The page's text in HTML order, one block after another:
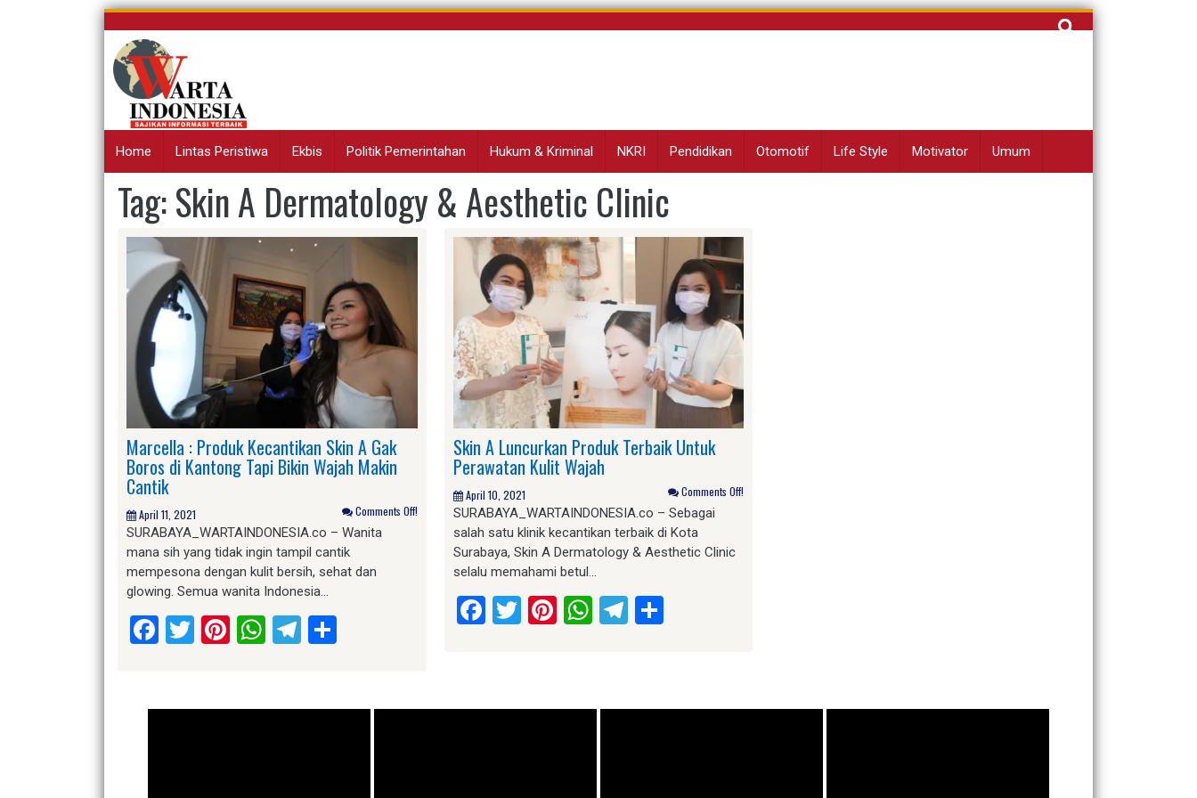
Skip
content
Cari
Home Lintas Peristiwa Ekbis Politik Pemerintahan Hukum & Kriminal NKRI Pendidikan Otomotif Life Style Motivator Umum
Tag:Skin A Dermatology & Aesthetic Clinic
Marcella : Produk Kecantikan Skin A Gak
Boros di Kantong Tapi Bikin Wajah Makin
Cantik
April 11, 2021 Comments Off!
SURABAYA_WARTAINDONESIA.co – Wanita
mana sih yang tidak ingin tampil cantik
mempesona dengan kulit bersih, sehat dan
glowing. Semua wanita Indonesia…
Facebook
Twitter
Pinterest
WhatsApp
Telegram
Skin A Luncurkan Produk Terbaik Untuk
Perawatan Kulit Wajah
April 10, 2021 Comments Off!
SURABAYA_WARTAINDONESIA.co – Sebagai
salah satu klinik kecantikan terbaik di Kota
Surabaya, Skin A Dermatology & Aesthetic Clinic
selalu memahami betul…
Facebook
Twitter
Pinterest
WhatsApp
Telegram
Share